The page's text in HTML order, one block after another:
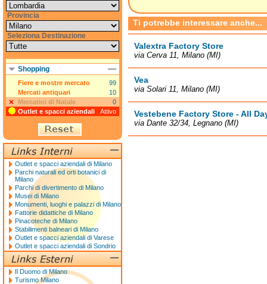
Ti potrebbe interessare anche...
Valextra Factory Store
via Cerva 11, Milano (MI)
Vea
via Solari 11, Milano (MI)
Vestebene Factory Store - All
via Dante 32/34, Legnano (MI)
Provincia
Seleziona Destinazione
Shopping
Fiere e mostre mercato
99
Mercati antiquari
10
Mercatini di Natale
0
Outlet e spacci aziendali
Attivo
Outlet e spacci aziendali di Milano
Parchi naturali ed orti botanici di
Milano
Parchi di divertimento di Milano
Musei di Milano
Monumenti, luoghi e palazzi di Milano
Fattorie didattiche di Milano
Pinacoteche di Milano
Stabilimenti balneari di Milano
Outlet e spacci aziendali di Varese
Outlet e spacci aziendali di Sondrio
Il Duomo di Milano
Turismo Milano